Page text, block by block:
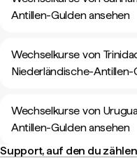
Antillen-Gulden ansehen
Wechselkurse von
Niederländische-Antillen-
Wechselkurse von
Antillen-Gulden ansehen
Support, auf den du